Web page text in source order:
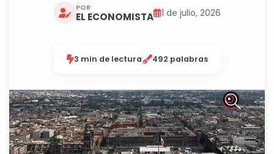
POR
EL ECONOMISTA 1 de julio, 2026
3 min de lectura 492 palabras